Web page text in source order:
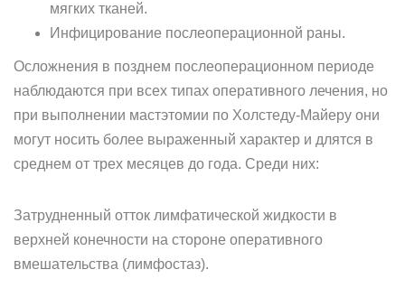
мягких тканей.
Инфицирование послеоперационной раны.
Осложнения в позднем послеоперационном периоде
наблюдаются при всех типах оперативного лечения, но
при выполнении мастэтомии по Холстеду-Майеру они
могут носить более выраженный характер и длятся в
среднем от трех месяцев до года. Среди них:
Затрудненный отток лимфатической жидкости в
верхней конечности на стороне оперативного
вмешательства (лимфостаз).